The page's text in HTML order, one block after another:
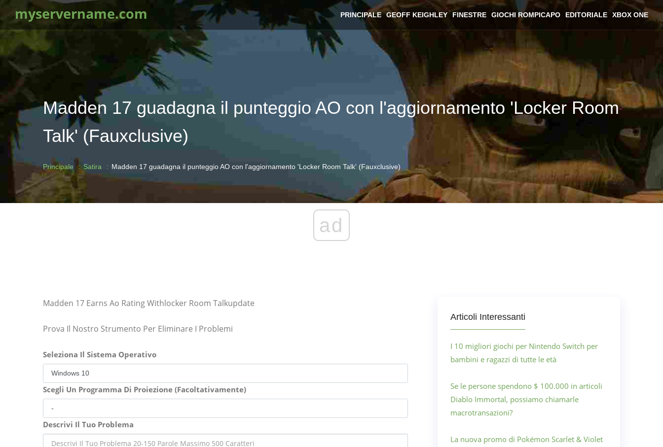
myservername.com PRINCIPALE GEOFF KEIGHLEY FINESTRE GIOCHI ROMPICAPO EDITORIALE XBOX ONE
Madden 17 guadagna il punteggio AO con l'aggiornamento 'Locker Room
Talk' (Fauxclusive)
Principale Satira Madden 17 guadagna il punteggio AO con l'aggiornamento 'Locker Room Talk' (Fauxclusive)
ad
Madden 17 Earns Ao Rating Withlocker Room Talkupdate
Prova Il Nostro Strumento Per Eliminare I Problemi
Seleziona Il Sistema Operativo
Scegli Un Programma Di Proiezione (Facoltativamente)
Descrivi Il Tuo Problema
Articoli Interessanti
I 10 migliori giochi per Nintendo Switch per
bambini e ragazzi di tutte le età
Se le persone spendono $ 100.000 in articoli
Diablo Immortal, possiamo chiamarle
macrotransazioni?
La nuova promo di Pokémon Scarlet & Violet